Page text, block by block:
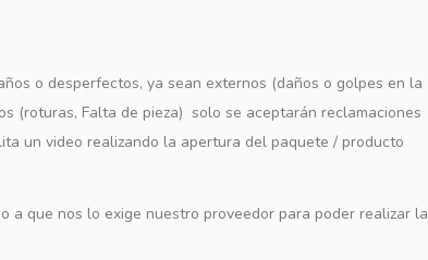
o desperfectos, ya sean externos (daños o golpes en la
(roturas, Falta de pieza) solo se aceptarán reclamaciones
un video realizando la apertura del paquete / producto
a que nos lo exige nuestro proveedor para poder realizar la